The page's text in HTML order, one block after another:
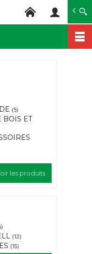
(5)
BOIS ET
les produits
(12)
(15)